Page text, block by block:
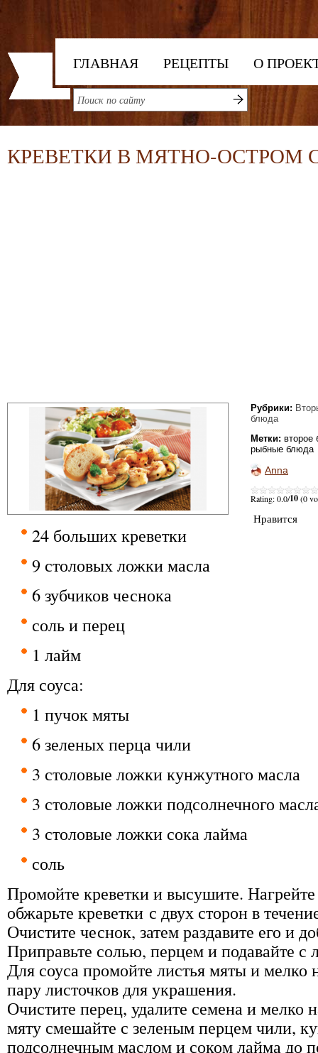
ГЛАВНАЯ РЕЦЕПТЫ О
КРЕВЕТКИ В МЯТНО-ОСТРОМ
Рубрики:
блюда
Метки: второе
рыбные блюда
Anna
Rating: 0.0/10(0
Нравится
24 больших креветки
9 столовых ложки масла
6 зубчиков чеснока
соль и перец
1 лайм
Для соуса:
1 пучок мяты
6 зеленых перца чили
3 столовые ложки кунжутного масла
3 столовые ложки подсолнечного
3 столовые ложки сока лайма
соль
Промойте креветки и высушите.
обжарьте креветки с двух сторон в
Очистите чеснок, затем раздавите его и
Приправьте солью, перцем и подавайте с
Для соуса промойте листья мяты и мелко
пару листочков для украшения.
Очистите перец, удалите семена и мелко
мяту смешайте с зеленым перцем чили,
подсолнечным маслом и соком лайма до